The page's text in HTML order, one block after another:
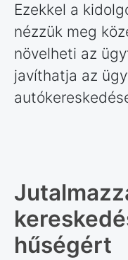
Ezekkel a
nézzük meg
növelheti az
javíthatja az
hűségért